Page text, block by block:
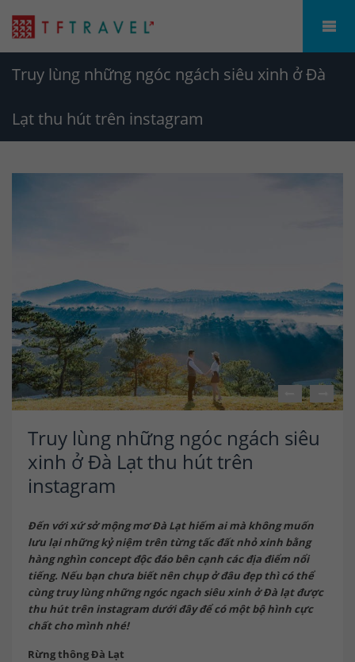
Truy lùng những ngóc ngách siêu xinh ở Đà
Lạt thu hút trên instagram
Truy lùng những ngóc ngách siêu
xinh ở Đà Lạt thu hút trên
instagram
Đến với xứ sở mộng mơ Đà Lạt hiếm ai mà không muốn
lưu lại những kỷ niệm trên từng tấc đất nhỏ xinh bằng
hàng nghìn concept độc đáo bên cạnh các địa điểm nổi
tiếng. Nếu bạn chưa biết nên chụp ở đâu đẹp thì có thể
cùng truy lùng những ngóc ngach siêu xinh ở Đà lạt được
thu hút trên instagram dưới đây để có một bộ hình cực
chất cho mình nhé!
Rừng thông Đà Lạt